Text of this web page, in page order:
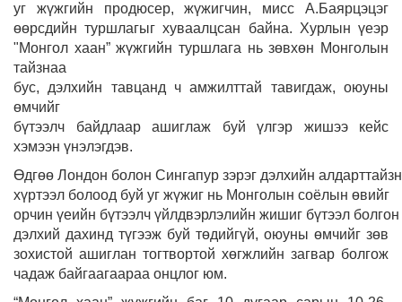
уг жүжгийн продюсер, жүжигчин, мисс А.Баярцэцэг
өөрсдийн туршлагыг хуваалцсан байна. Хурлын үеэр
"Монгол хаан” жүжгийн туршлага нь зөвхөн Монголын
тайзнаа
бус, дэлхийн тавцанд ч амжилттай тавигдаж, оюуны
өмчийг
бүтээлч байдлаар ашиглаж буй үлгэр жишээ кейс
хэмээн үнэлэгдэв.
Өдгөө Лондон болон Сингапур зэрэг дэлхийн
хүртээл болоод буй уг жүжиг нь Монголын соёлын өвийг
орчин үеийн бүтээлч үйлдвэрлэлийн жишиг бүтээл болгон
дэлхий дахинд түгээж буй төдийгүй, оюуны өмчийг зөв
зохистой ашиглан тогтвортой хөгжлийн загвар болгож
чадаж байгаагаараа онцлог юм.